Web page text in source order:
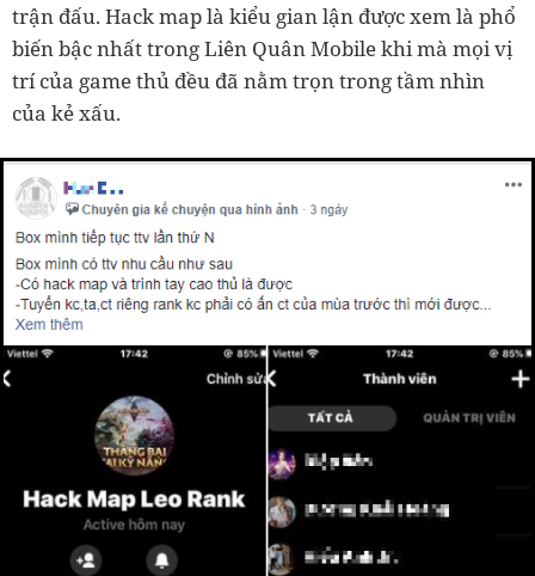
trận đấu. Hack map là kiểu gian lận được xem là phổ
biến bậc nhất trong Liên Quân Mobile khi mà mọi vị
trí của game thủ đều đã nằm trọn trong tầm nhìn
của kẻ xấu.